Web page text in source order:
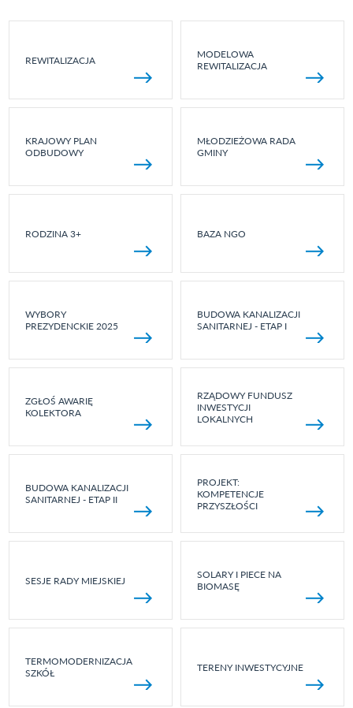
REWITALIZACJA
MODELOWA
REWITALIZACJA
KRAJOWY PLAN
ODBUDOWY
MŁODZIEŻOWA RADA
GMINY
RODZINA 3+ BAZA NGO
WYBORY
PREZYDENCKIE 2025
BUDOWA KANALIZACJI
SANITARNEJ - ETAP I
ZGŁOŚ AWARIĘ
KOLEKTORA
RZĄDOWY FUNDUSZ
INWESTYCJI
LOKALNYCH
BUDOWA KANALIZACJI
SANITARNEJ - ETAP II
PROJEKT:
KOMPETENCJE
PRZYSZŁOŚCI
SESJE RADY MIEJSKIEJ
SOLARY I PIECE NA
BIOMASĘ
TERMOMODERNIZACJA
SZKÓŁ
TERENY INWESTYCYJNE